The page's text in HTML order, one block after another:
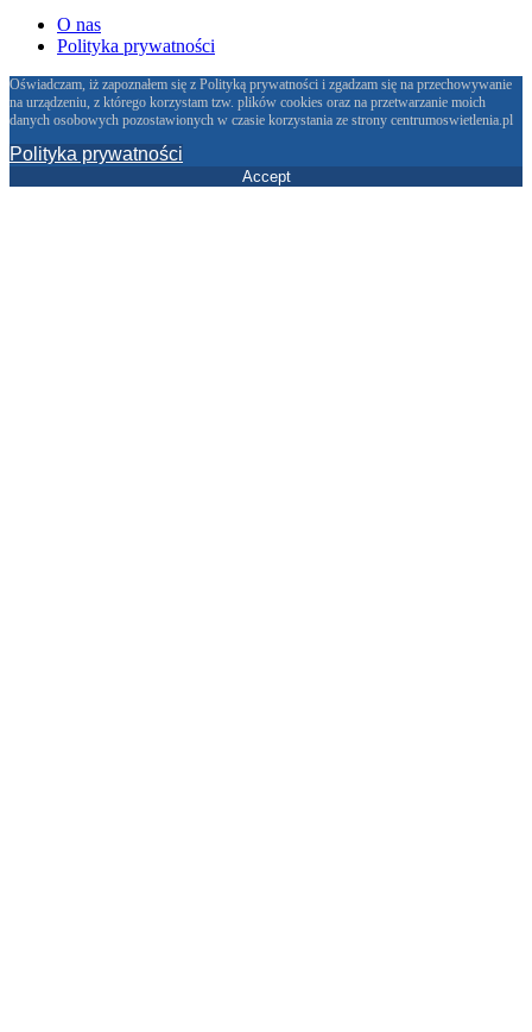
O nas
Polityka prywatności
Oświadczam, iż zapoznałem się z Polityką prywatności i zgadzam się na przechowywanie
na urządzeniu, z którego korzystam tzw. plików cookies oraz na przetwarzanie moich
danych osobowych pozostawionych w czasie korzystania ze strony centrumoswietlenia.pl
Polityka prywatności
Accept